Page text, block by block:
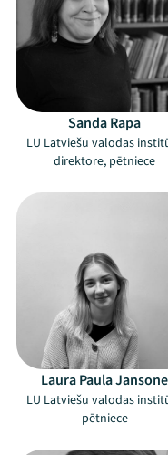
Sanda Rapa
LU Latviešu valodas
direktore, pētniece
Laura Paula Jansone
LU Latviešu valodas
pētniece